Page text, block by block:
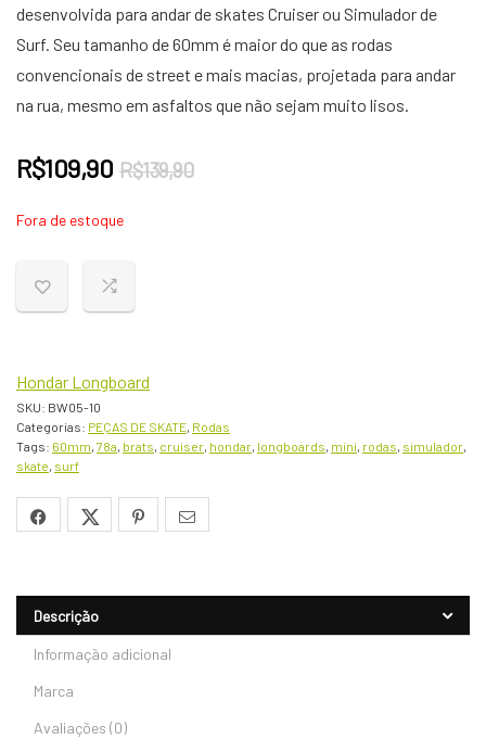
desenvolvida para andar de skates Cruiser ou Simulador de
Surf. Seu tamanho de 60mm é maior do que as rodas
convencionais de street e mais macias, projetada para andar
na rua, mesmo em asfaltos que não sejam muito lisos.
R$139,90O
R$109,90
O
Fora de estoque
Hondar Longboard
SKU: BW05-10
Categorias: PEÇAS DE SKATE, Rodas
Tags: 60mm, 78a, brats, cruiser, hondar, longboards, mini, rodas, simulador,
skate, surf
Descrição
Informação adicional
Marca
Avaliações (0)